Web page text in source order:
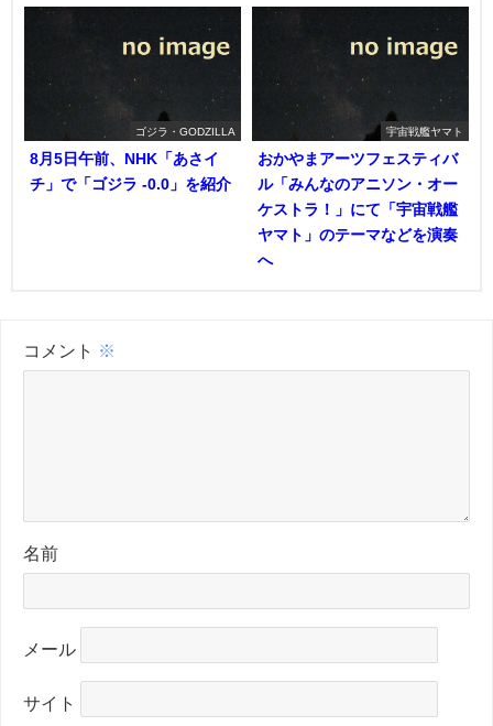
ゴジラ・GODZILLA
8月5日午前、NHK「あさイ
チ」で「ゴジラ -0.0」を紹介
宇宙戦艦ヤマト
おかやまアーツフェスティバ
ル「みんなのアニソン・オー
ケストラ！」にて「宇宙戦艦
ヤマト」のテーマなどを演奏
へ
コメント ※
名前
メール
サイト